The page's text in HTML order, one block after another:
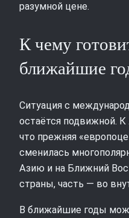
разумной цене.
К чему
ближайшие
Ситуация с
остаётся подвижной. К
что прежняя
сменилась
Азию и на Ближний
страны, часть — во
В ближайшие годы